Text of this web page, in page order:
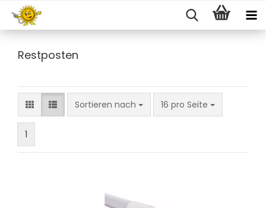
Restposten
Sortieren nach
Sortieren nach 16 pro Seite
pro Seite
1